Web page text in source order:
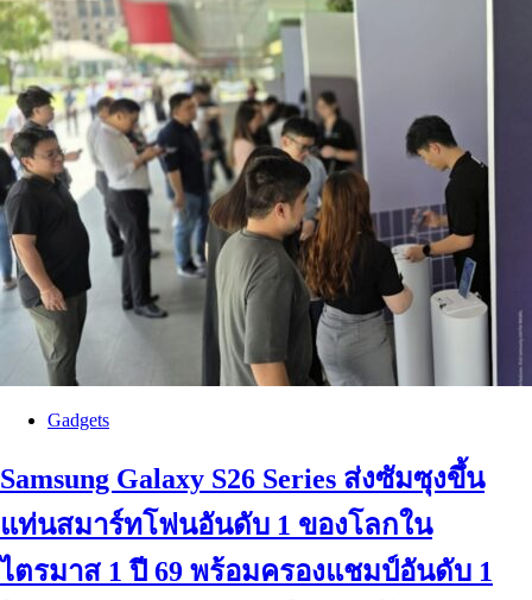
Gadgets
Samsung Galaxy S26 Series ส่งซัมซุงขึ้น
แท่นสมาร์ทโฟนอันดับ 1 ของโลกใน
ไตรมาส 1 ปี 69 พร้อมครองแชมป์อันดับ 1